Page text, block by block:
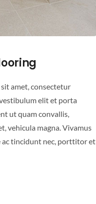
amet, consectetur
elit et porta
ut quam convallis,
vehicula magna. Vivamus
ac tincidunt nec, porttitor et